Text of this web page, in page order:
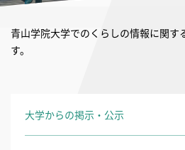
青山学院大学でのくらしの情報に関す
す。
大学からの掲示・公示